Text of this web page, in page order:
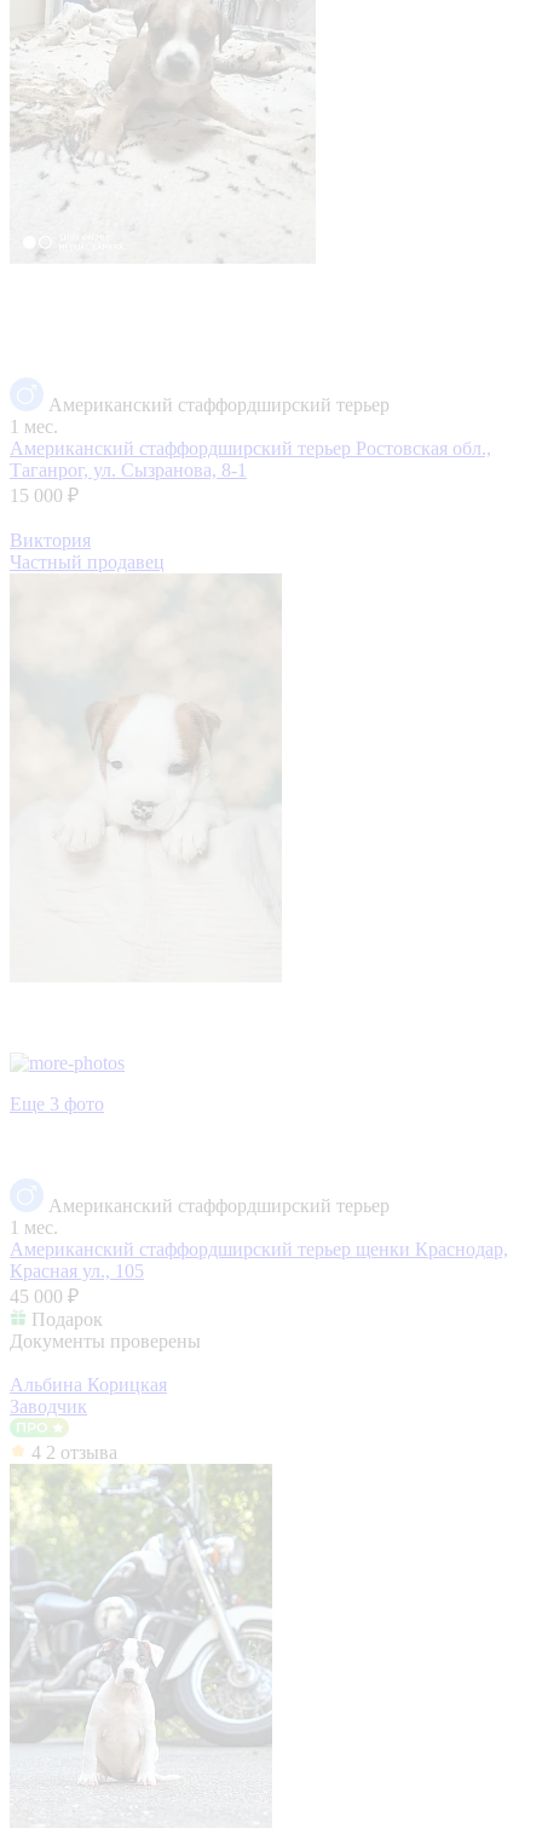
Американский стаффордширский терьер
1 мес.
Американский стаффордширский терьер Ростовская обл.,
Таганрог, ул. Сызранова, 8-1
15 000 ₽
Виктория
Частный продавец
Еще 3 фото
Американский стаффордширский терьер
1 мес.
Американский стаффордширский терьер щенки Краснодар,
Красная ул., 105
45 000 ₽
Подарок
Документы проверены
Альбина Корицкая
Заводчик
4 2 отзыва